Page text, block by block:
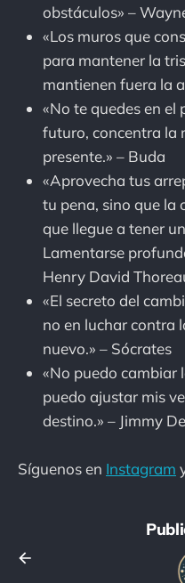
obstáculos» –
«Los muros que
para mantener la
mantienen fuera la
«No te quedes en el
futuro, concentra la
presente.» – Buda
«Aprovecha tus
tu pena, sino que la
que llegue a tener
Lamentarse
Henry David
«El secreto del
no en luchar contra
nuevo.» – Sócrates
«No puedo cambiar
puedo ajustar mis
destino.» – Jimmy
Síguenos en Instagram